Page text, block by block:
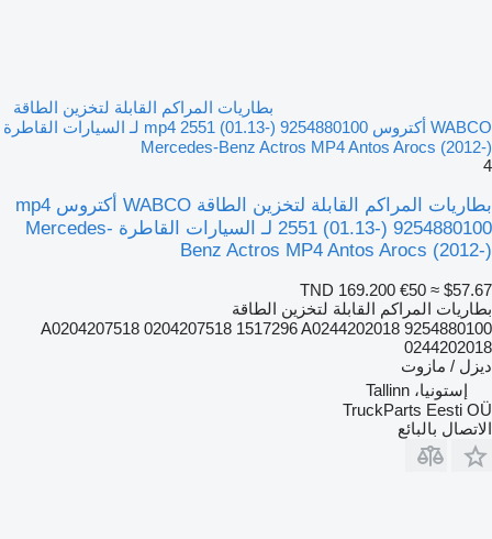
بطاريات المراكم القابلة لتخزين الطاقة
WABCO أكتروس mp4 2551 (01.13-) 9254880100 لـ السيارات القاطرة
Mercedes-Benz Actros MP4 Antos Arocs (2012-)
4
بطاريات المراكم القابلة لتخزين الطاقة WABCO أكتروس mp4
2551 (01.13-) 9254880100 لـ السيارات القاطرة Mercedes-
Benz Actros MP4 Antos Arocs (2012-)
TND 169.200 €50 ≈ $57.67
بطاريات المراكم القابلة لتخزين الطاقة
9254880100 A0204207518 0204207518 1517296 A0244202018
0244202018
ديزل / مازوت
إستونيا، Tallinn
TruckParts Eesti OÜ
الاتصال بالبائع